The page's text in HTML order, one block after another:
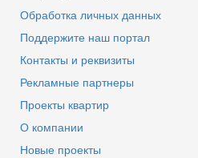
Обработка личных данных
Поддержите наш портал
Контакты и реквизиты
Рекламные партнеры
Проекты квартир
О компании
Новые проекты